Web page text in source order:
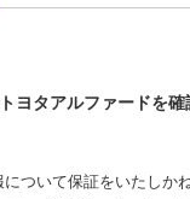
ヨタアルファードを確
ついて保証をいたしか